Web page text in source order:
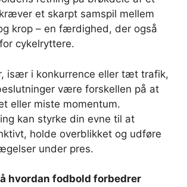
et skarpt samspil mellem
krop – en færdighed, der også
cykelryttere.
især i konkurrence eller tæt trafik,
være forskellen på at
eller miste momentum.
kan styrke din evne til at
holde overblikket og udføre
under pres.
hvordan fodbold forbedrer